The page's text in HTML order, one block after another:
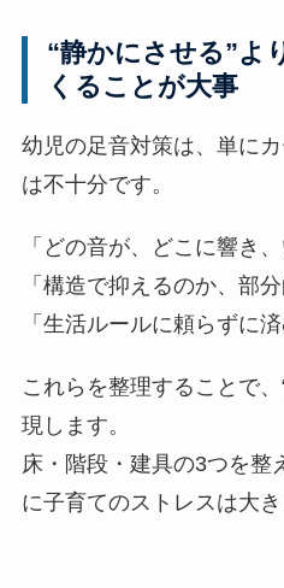
“静かにさせる”よ
くることが大事
幼児の足音対策は、単に
は不十分です。
「どの音が、どこに響き
「構造で抑えるのか、部
「生活ルールに頼らずに
これらを整理することで
現します。
床・階段・建具の3つを整
に子育てのストレスは大き